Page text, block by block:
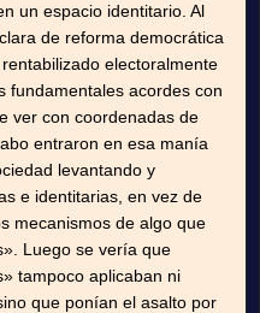
un espacio identitario. Al
de reforma democrática
electoralmente
fundamentales acordes con
ver con coordenadas de
entraron en esa manía
levantando y
e identitarias, en vez de
mecanismos de algo que
Luego se vería que
tampoco aplicaban ni
que ponían el asalto por